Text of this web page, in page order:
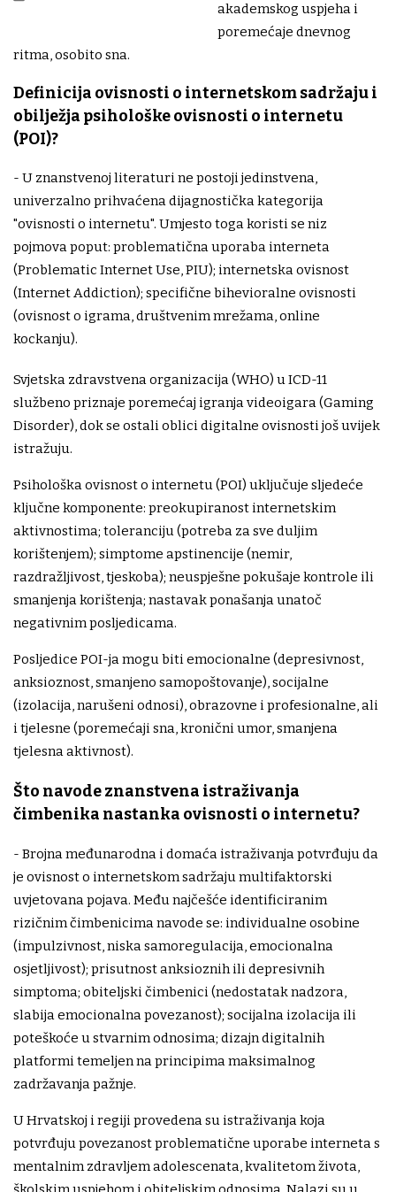
akademskog uspjeha i
poremećaje dnevnog
ritma, osobito sna.
Definicija ovisnosti o internetskom sadržaju i
obilježja psihološke ovisnosti o internetu
(POI)?
- U znanstvenoj literaturi ne postoji jedinstvena,
univerzalno prihvaćena dijagnostička kategorija
"ovisnosti o internetu". Umjesto toga koristi se niz
pojmova poput: problematična uporaba interneta
(Problematic Internet Use, PIU); internetska ovisnost
(Internet Addiction); specifične bihevioralne ovisnosti
(ovisnost o igrama, društvenim mrežama, online
kockanju).
Svjetska zdravstvena organizacija (WHO) u ICD-11
službeno priznaje poremećaj igranja videoigara (Gaming
Disorder), dok se ostali oblici digitalne ovisnosti još uvijek
istražuju.
Psihološka ovisnost o internetu (POI) uključuje sljedeće
ključne komponente: preokupiranost internetskim
aktivnostima; toleranciju (potreba za sve duljim
korištenjem); simptome apstinencije (nemir,
razdražljivost, tjeskoba); neuspješne pokušaje kontrole ili
smanjenja korištenja; nastavak ponašanja unatoč
negativnim posljedicama.
Posljedice POI-ja mogu biti emocionalne (depresivnost,
anksioznost, smanjeno samopoštovanje), socijalne
(izolacija, narušeni odnosi), obrazovne i profesionalne, ali
i tjelesne (poremećaji sna, kronični umor, smanjena
tjelesna aktivnost).
Što navode znanstvena istraživanja
čimbenika nastanka ovisnosti o internetu?
- Brojna međunarodna i domaća istraživanja potvrđuju da
je ovisnost o internetskom sadržaju multifaktorski
uvjetovana pojava. Među najčešće identificiranim
rizičnim čimbenicima navode se: individualne osobine
(impulzivnost, niska samoregulacija, emocionalna
osjetljivost); prisutnost anksioznih ili depresivnih
simptoma; obiteljski čimbenici (nedostatak nadzora,
slabija emocionalna povezanost); socijalna izolacija ili
poteškoće u stvarnim odnosima; dizajn digitalnih
platformi temeljen na principima maksimalnog
zadržavanja pažnje.
U Hrvatskoj i regiji provedena su istraživanja koja
potvrđuju povezanost problematične uporabe interneta s
mentalnim zdravljem adolescenata, kvalitetom života,